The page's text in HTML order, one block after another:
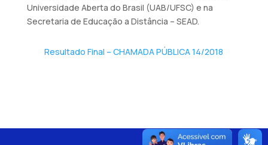
Universidade Aberta do Brasil (UAB/UFSC) e na
Secretaria de Educação a Distância – SEAD.
Resultado Final – CHAMADA PÚBLICA 14/2018